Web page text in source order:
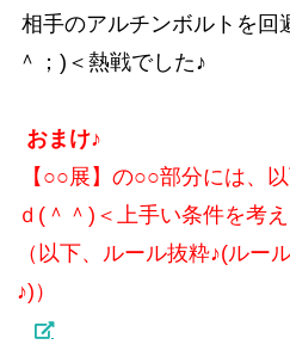
相手のアルチンボルトを回
＾；)＜熱戦でした♪
おまけ♪
【○○展】の○○部分には、
ｄ(＾＾)＜上手い条件を考
（以下、ルール抜粋♪(ルー
♪)）